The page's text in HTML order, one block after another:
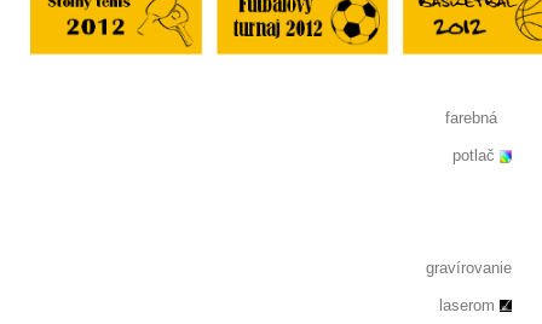
farebná
potlač
gravírovanie
laserom